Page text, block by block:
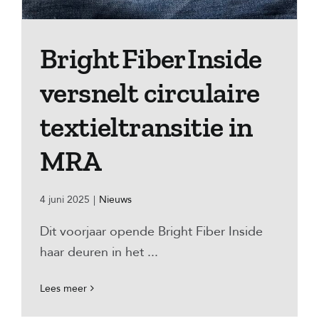
Bright Fiber Inside
versnelt circulaire
textieltransitie in
MRA
4 juni 2025 | Nieuws
Dit voorjaar opende Bright Fiber Inside
haar deuren in het ...
Lees meer